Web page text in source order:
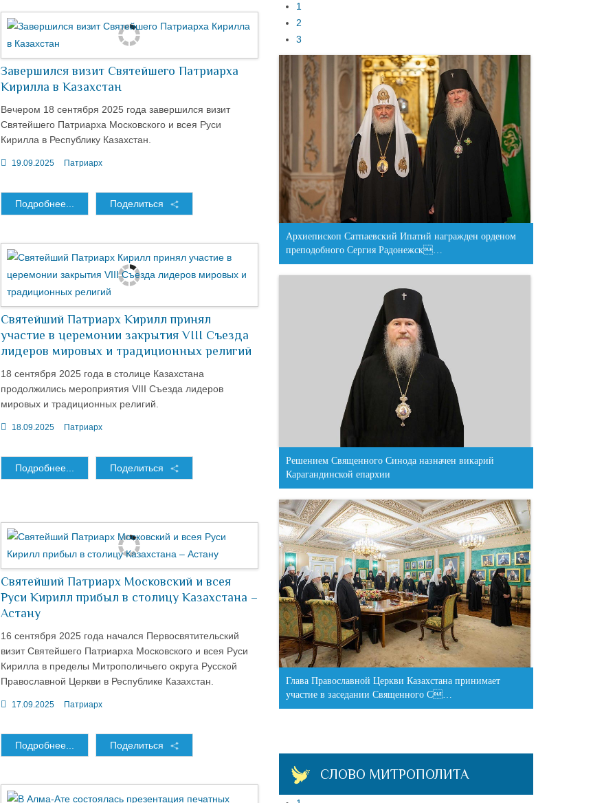
Завершился визит Святейшего Патриарха
Кирилла в Казахстан
Вечером 18 сентября 2025 года завершился визит
Святейшего Патриарха Московского и всея Руси
Кирилла в Республику Казахстан.
19.09.2025 Патриарх
Подробнее... Поделиться
Святейший Патриарх Кирилл принял
участие в церемонии закрытия VIII Съезда
лидеров мировых и традиционных религий
18 сентября 2025 года в столице Казахстана
продолжились мероприятия VIII Съезда лидеров
мировых и традиционных религий.
18.09.2025 Патриарх
Подробнее... Поделиться
Святейший Патриарх Московский и всея
Руси Кирилл прибыл в столицу Казахстана –
Астану
16 сентября 2025 года начался Первосвятительский
визит Святейшего Патриарха Московского и всея Руси
Кирилла в пределы Митрополичьего округа Русской
Православной Церкви в Республике Казахстан.
17.09.2025 Патриарх
Подробнее... Поделиться
1
2
3
Архиепископ Сатпаевский Ипатий награжден орденом
преподобного Сергия Радонежск…
Решением Священного Синода назначен викарий
Карагандинской епархии
Глава Православной Церкви Казахстана принимает
участие в заседании Священного С…
СЛОВО МИТРОПОЛИТА